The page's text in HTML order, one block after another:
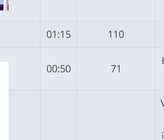
110
01:15
71
00:50